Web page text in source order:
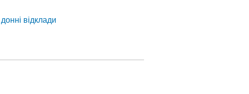
донні відклади